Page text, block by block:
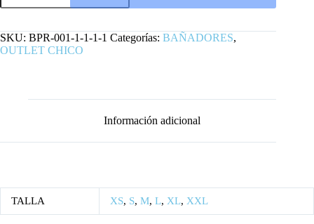
ROCKET
SKU: BPR-001-1-1-1-1 Categorías: BAÑADORES,
OUTLET CHICO
Información adicional
TALLA XS, S, M, L, XL, XXL